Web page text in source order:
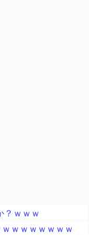
？ｗｗｗ
ｗｗｗｗｗｗｗ